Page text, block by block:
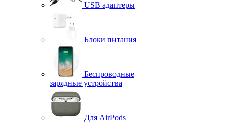
USB адаптеры
Блоки питания
Беспроводные
зарядные устройства
Для AirPods